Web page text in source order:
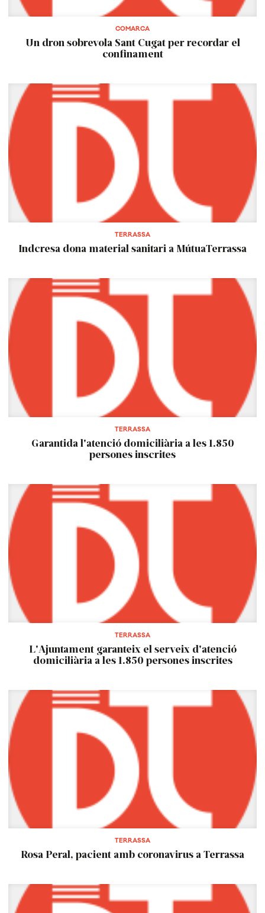
COMARCA
Un dron sobrevola Sant Cugat per recordar el
confinament
TERRASSA
Indcresa dona material sanitari a MútuaTerrassa
TERRASSA
Garantida l'atenció domiciliària a les 1.850
persones inscrites
TERRASSA
L'Ajuntament garanteix el serveix d'atenció
domiciliària a les 1.850 persones inscrites
TERRASSA
Rosa Peral, pacient amb coronavirus a Terrassa